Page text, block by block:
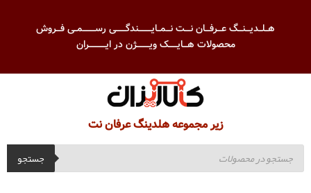
هــلــدیـــنـــگ عـــرفـــان نــــت نـــمــایـــــــــندگـــــــی رســـــــــمــی فـــروش
محصولات هـــایــــــک ویـــــــــژن در ایــــــــــــران
زیر مجموعه هلدینگ عرفان نت
جستجو